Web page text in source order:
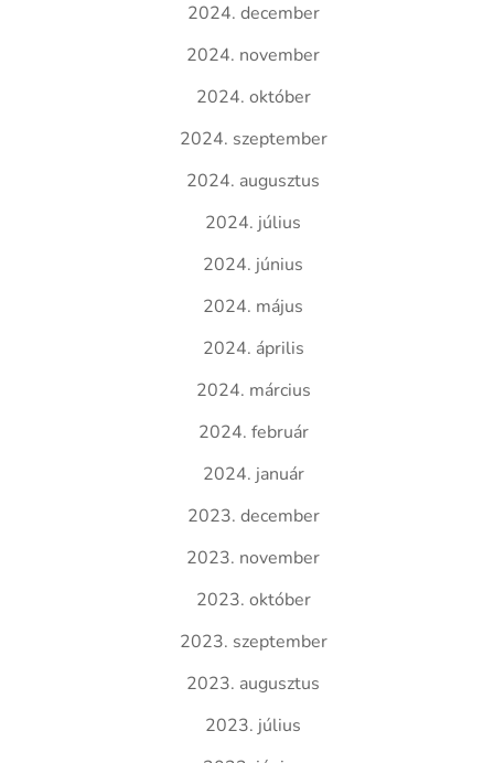
2024. december
2024. november
2024. október
2024. szeptember
2024. augusztus
2024. július
2024. június
2024. május
2024. április
2024. március
2024. február
2024. január
2023. december
2023. november
2023. október
2023. szeptember
2023. augusztus
2023. július